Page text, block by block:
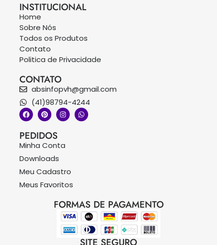
INSTITUCIONAL
Home
Sobre Nós
Todos os Produtos
Contato
Politica de Privacidade
CONTATO
absinfopvh@gmail.com
(41)98794-4244
PEDIDOS
Minha Conta
Downloads
Meu Cadastro
Meus Favoritos
FORMAS DE PAGAMENTO